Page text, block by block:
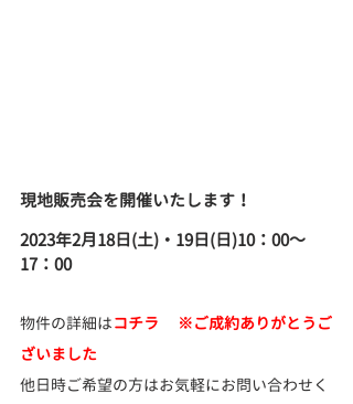
現地販売会を開催いたします！
2023年2月18日(土)・19日(日)10：00～
17：00
物件の詳細はコチラ　 ※ご成約ありがとうご
ざいました
他日時ご希望の方はお気軽にお問い合わせく